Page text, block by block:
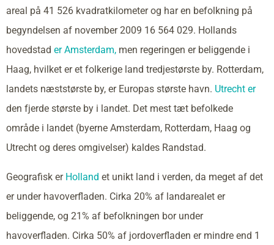
areal på 41 526 kvadratkilometer og har en befolkning på
begyndelsen af november 2009 16 564 029. Hollands
hovedstad er Amsterdam, men regeringen er beliggende i
Haag, hvilket er et folkerige land tredjestørste by. Rotterdam,
landets næststørste by, er Europas største havn. Utrecht er
den fjerde største by i landet. Det mest tæt befolkede
område i landet (byerne Amsterdam, Rotterdam, Haag og
Utrecht og deres omgivelser) kaldes Randstad.
Geografisk er Holland et unikt land i verden, da meget af det
er under havoverfladen. Cirka 20% af landarealet er
beliggende, og 21% af befolkningen bor under
havoverfladen. Cirka 50% af jordoverfladen er mindre end 1